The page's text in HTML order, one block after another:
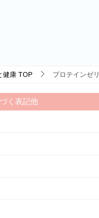
健康 TOP プロテインゼ
く表記他